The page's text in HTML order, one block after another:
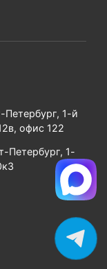
Петербург, 1-й
офис 122
Петербург, 1-